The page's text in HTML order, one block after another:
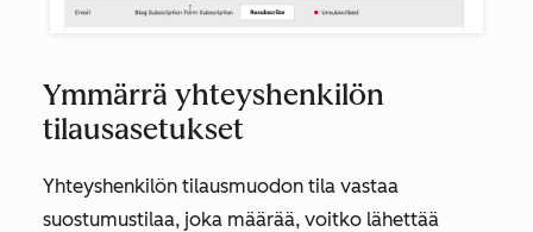
Ymmärrä yhteyshenkilön
tilausasetukset
Yhteyshenkilön tilausmuodon tila vastaa
suostumustilaa, joka määrää, voitko lähettää